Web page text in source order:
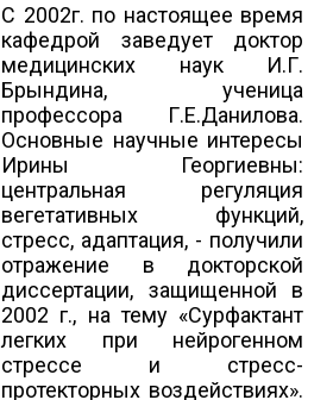
С 2002г. по настоящее время
кафедрой заведует доктор
медицинских наук И.Г.
Брындина, ученица
профессора Г.Е.Данилова.
Основные научные интересы
Ирины Георгиевны:
центральная регуляция
вегетативных функций,
стресс, адаптация, - получили
отражение в докторской
диссертации, защищенной в
2002 г., на тему «Сурфактант
легких при нейрогенном
стрессе и стресс-
протекторных воздействиях».